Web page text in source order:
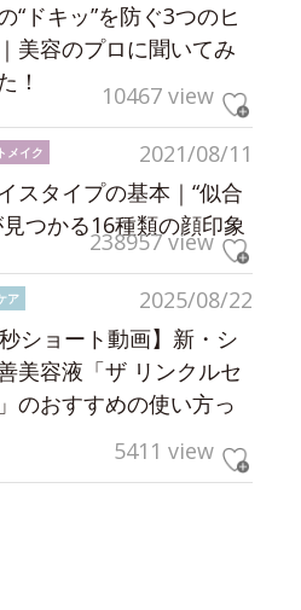
“ドキッ”を防ぐ3つのヒ
美容のプロに聞いてみ
！
10467 view
2021/08/11
メイク
スタイプの基本｜“似合
見つかる16種類の顔印象
238957 view
2025/08/22
ア
秒ショート動画】新・シ
美容液「ザ リンクルセ
のおすすめの使い方っ
5411 view